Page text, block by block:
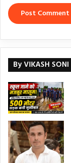
By VIKASH SONI